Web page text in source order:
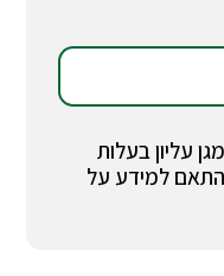
עליון בעלות